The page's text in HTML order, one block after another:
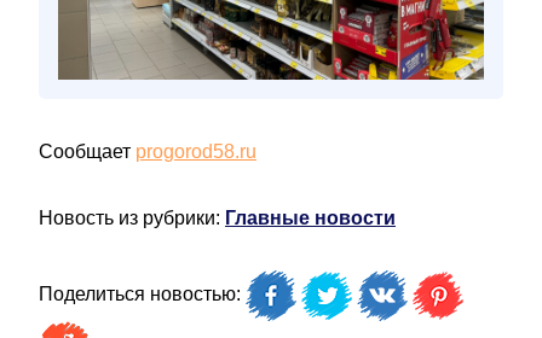
Сообщает progorod58.ru
Новость из рубрики: Главные новости
Поделиться новостью: